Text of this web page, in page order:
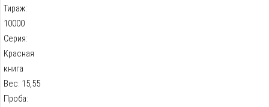
Тираж:
10000
Серия:
Красная
книга
Вес: 15,55
Проба: